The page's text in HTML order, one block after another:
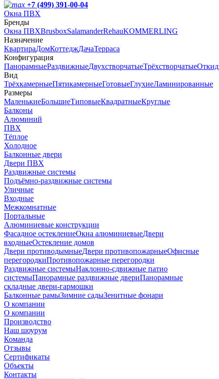
+7 (499) 391-00-04
Окна ПВХ
Бренды
Окна ПВХBrusboxSalamanderRehauKOMMERLING
Назначение
КвартираДомКоттеджДачаТерраса
Конфигурация
ПанорамныеРаздвижныеДвухстворчатыеТрёхстворчатые
Вид
ТрёхкамерныеПятикамерныеГотовыеГлухиеЛаминированные
Размеры
МаленькиеБольшиеТиповыеКвадратныеКруглые
Балконы
Алюминий
ПВХ
Тёплое
Холодное
Балконные двери
Двери ПВХ
Раздвижные системы
Подъёмно-раздвижные системы
Уличные
Входные
Межкомнатные
Портальные
Алюминиевые конструкции
Фасадное остеклениеОкна алюминиевыеДвери
входныеОстекление домов
Двери противодымныеДвери противопожарныеОфисные
перегородкиПротивопожарные перегородки
Раздвижные системыНаклонно-сдвижные патио
системыПанорамные раздвижные двериПанорамные
складные двери-гармошки
Балконные рамыЗимние садыЗенитные фонари
О компании
О компании
Производство
Наш шоурум
Команда
Отзывы
Сертификаты
Объекты
Контакты